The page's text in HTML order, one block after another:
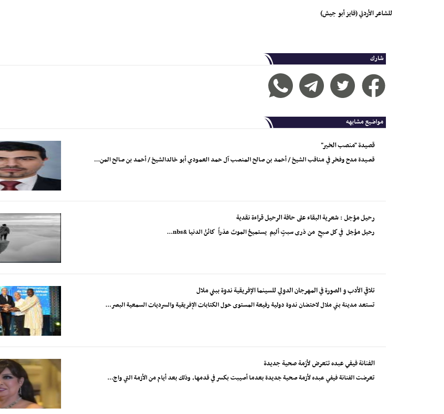
للشاعر الأردني (فايز أبو جيش)
شارك
مواضيع مشابهه
قصيدة "منصب الخير"
قصيدة مدح وفخر في مناقب الشيخ / أحمد بن صالح المنصب آل حمد العمودي أبو خالدالشيخ / أحمد بن صالح المن...
رحيل مؤجل : شعرية البقاء على حافة الرحيل قراءة نقدية
رحيل مؤجل في كل صبحٍ من ذرى سبتٍ أليم يستميحُ الموتَ عذراً كائنُ الدنيا &nbs...
تلاقي الأدب و الصورة في المهرجان الدولي للسينما الإفريقية ندوة ببني ملال
تستعد مدينة بني ملال لاحتضان ندوة دولية رفيعة المستوى حول الكتابات الإفريقية والسرديات السمعية البصر...
الفنانة فيفي عبده تتعرض لأزمة صحية جديدة
تعرضت الفنانة فيفي عبده لأزمة صحية جديدة بعدما أصيبت بكسر في قدمها، وذلك بعد أيام من الأزمة التي واج...